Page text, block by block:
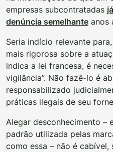
empresas subcontratadas
denúncia semelhante anos
Seria indício relevante
mais rigorosa sobre a
indica a lei francesa, é
vigilância”. Não fazê-lo é
responsabilizado
práticas ilegais de seu
Alegar desconhecimento –
padrão utilizada pelas
como essa – não é cabível,